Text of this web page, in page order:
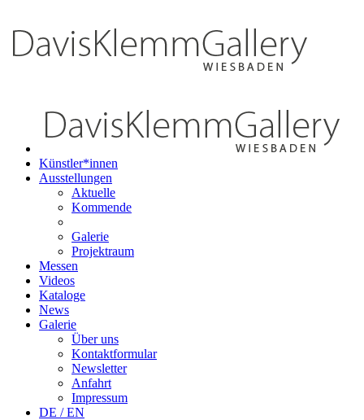
Künstler*innen
Ausstellungen
Aktuelle
Kommende
Galerie
Projektraum
Messen
Videos
Kataloge
News
Galerie
Über uns
Kontaktformular
Newsletter
Anfahrt
Impressum
DE / EN